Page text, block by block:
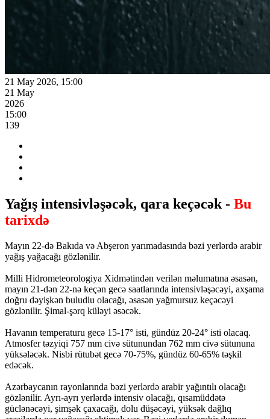
21 May 2026, 15:00
21 May
2026
15:00
139
Yağış intensivləşəcək, qara keçəcək - Bu
tarixdə
Mayın 22-də Bakıda və Abşeron yarımadasında bəzi yerlərdə arabir
yağış yağacağı gözlənilir.
Milli Hidrometeorologiya Xidmətindən verilən məlumatına əsasən,
mayın 21-dən 22-nə keçən gecə saatlarında intensivləşəcəyi, axşama
doğru dəyişkən buludlu olacağı, əsasən yağmursuz keçəcəyi
gözlənilir. Şimal-şərq küləyi əsəcək.
Havanın temperaturu gecə 15-17° isti, gündüz 20-24° isti olacaq.
Atmosfer təzyiqi 757 mm civə sütunundan 762 mm civə sütununa
yüksələcək. Nisbi rütubət gecə 70-75%, gündüz 60-65% təşkil
edəcək.
Azərbaycanın rayonlarında bəzi yerlərdə arabir yağıntılı olacağı
gözlənilir. Ayrı-ayrı yerlərdə intensiv olacağı, qısamüddətə
güclənəcəyi, şimşək çaxacağı, dolu düşəcəyi, yüksək dağlıq